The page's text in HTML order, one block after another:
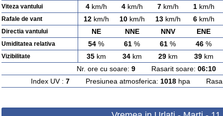
Viteza vantului 4km/h 4km/h 7km/h 1km/h
Rafale de vant 12km/h 10km/h 13km/h 6km/h
Directia vantului NE NNE NNV ENE
Umiditatea relativa 54 % 61 % 61 % 46 %
Vizibilitate 35km 34km 29km 39km
Nr. ore cu soare: 9Rasarit soare: 06:10
Index UV : 7Presiunea atmosferica: 1018hpa